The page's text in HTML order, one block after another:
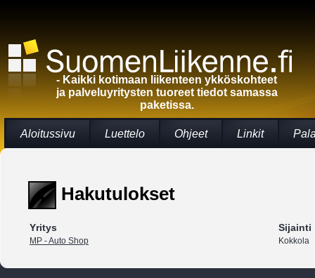
- Kaikki kotimaan liikenteen ykköskohteet
ja palveluyritysten tuoreet tiedot samassa
paketissa.
Aloitussivu Luettelo Ohjeet Linkit
Hakutulokset
Yritys Sijainti
MP - Auto Shop Kokkola